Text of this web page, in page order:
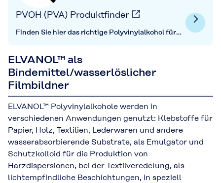
PVOH (PVA) Produktfinder
Finden Sie hier das richtige Polyvinylalkohol für
ELVANOL™ als
Bindemittel/wasserlöslicher
Filmbildner
ELVANOL™ Polyvinylalkohole werden in
verschiedenen Anwendungen genutzt: Klebstoffe für
Papier, Holz, Textilien, Lederwaren und andere
wasserabsorbierende Substrate, als Emulgator und
Schutzkolloid für die Produktion von
Harzdispersionen, bei der Textilveredelung, als
lichtempfindliche Beschichtungen, in speziell